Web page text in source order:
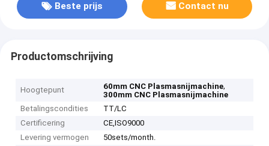
Beste prijs Contact nu
Productomschrijving
Hoogtepunt 60mm CNC Plasmasnijmachine,
300mm CNC Plasmasnijmachine
Betalingscondities
TT/LC
Certificering
CE,ISO9000
Levering vermogen
50sets/month.